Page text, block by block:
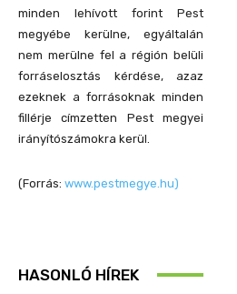
minden lehívott forint Pest
megyébe kerülne, egyáltalán
nem merülne fel a régión belüli
forráselosztás kérdése, azaz
ezeknek a forrásoknak minden
fillérje címzetten Pest megyei
irányítószámokra kerül.
(Forrás: www.pestmegye.hu)
HASONLÓ HÍREK